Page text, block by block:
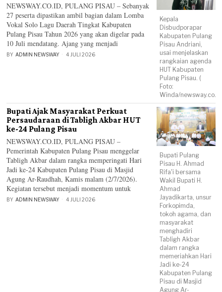
Kepala
Disbudporapar
Kabupaten Pulang
Pisau Andriani,
usai menjelaskan
rangkaian agenda
HUT Kabupaten
Pulang Pisau. (
Foto:
Winda/
NEWSWAY.CO.ID, PULANG PISAU – Sebanyak
27 peserta dipastikan ambil bagian dalam Lomba
Vokal Solo Lagu Daerah Tingkat Kabupaten
Pulang Pisau Tahun 2026 yang akan digelar pada
10 Juli mendatang. Ajang yang menjadi
BY ADMIN NEWSWAY 4 JULI 2026
Bupati Pulang
Pisau H. Ahmad
Rifa'i bersama
Wakil Bupati H.
Ahmad
Jayadikarta, unsur
Forkopimda,
tokoh agama, dan
masyarakat
menghadiri
Tabligh Akbar
dalam rangka
memeriahkan Hari
Jadi ke-24
Kabupaten Pulang
Pisau di Masjid
Agung Ar-
Bupati Ajak Masyarakat Perkuat
Persaudaraan di Tabligh Akbar HUT
ke-24 Pulang Pisau
NEWSWAY.CO.ID, PULANG PISAU –
Pemerintah Kabupaten Pulang Pisau menggelar
Tabligh Akbar dalam rangka memperingati Hari
Jadi ke-24 Kabupaten Pulang Pisau di Masjid
Agung Ar-Raudhah, Kamis malam (2/7/2026).
Kegiatan tersebut menjadi momentum untuk
BY ADMIN NEWSWAY 4 JULI 2026